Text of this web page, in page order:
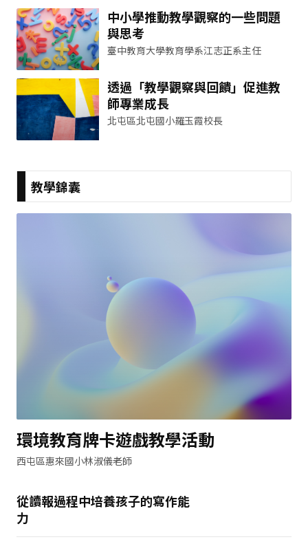
中小學推動教學觀察的一些問題
與思考
臺中教育大學教育學系江志正系主任
透過「教學觀察與回饋」促進教
師專業成長
北屯區北屯國小羅玉霞校長
教學錦囊
環境教育牌卡遊戲教學活動
西屯區惠來國小林淑儀老師
從讀報過程中培養孩子的寫作能
力